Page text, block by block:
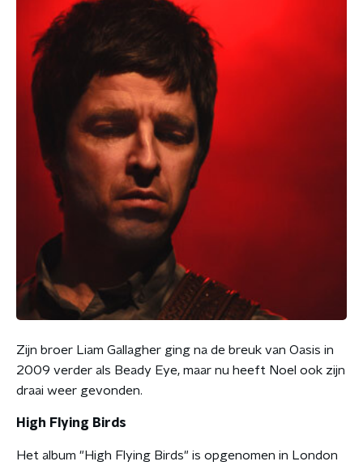
Zijn broer Liam Gallagher ging na de breuk van Oasis in
2009 verder als Beady Eye, maar nu heeft Noel ook zijn
draai weer gevonden.
High Flying Birds
Het album "High Flying Birds" is opgenomen in London